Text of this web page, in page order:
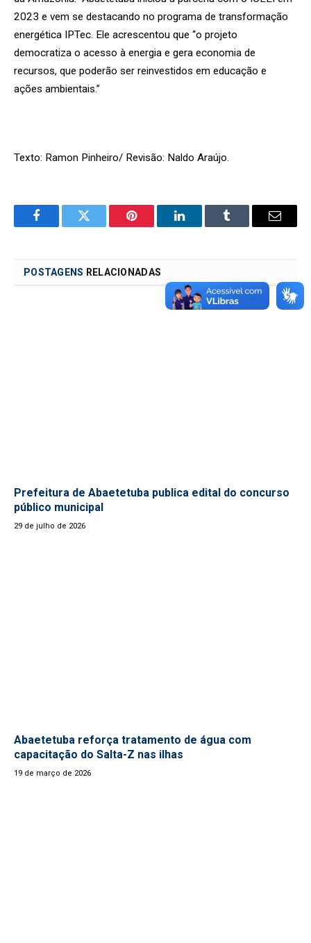
2023 e vem se destacando no programa de transformação
energética IPTec. Ele acrescentou que “o projeto
democratiza o acesso à energia e gera economia de
recursos, que poderão ser reinvestidos em educação e
ações ambientais.”
Texto: Ramon Pinheiro/ Revisão: Naldo Araújo.
FacebookTwitter Pinterest LinkedInTumblr Email
POSTAGENS RELACIONADAS
Prefeitura de Abaetetuba publica edital do concurso
público municipal
29 de julho de 2026
Abaetetuba reforça tratamento de água com
capacitação do Salta-Z nas ilhas
19 de março de 2026